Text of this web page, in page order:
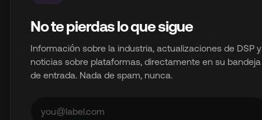
No te pierdas lo que sigue
Información sobre la industria, actualizaciones de DSP y
noticias sobre plataformas, directamente en su bandeja
de entrada. Nada de spam, nunca.
Un producto de InterSpace Distribution Limited.
Infraestructura de distribución de música de marca
blanca para la industria musical moderna.
© 2026 InterSpace Distribution Limited. Todos los derechos